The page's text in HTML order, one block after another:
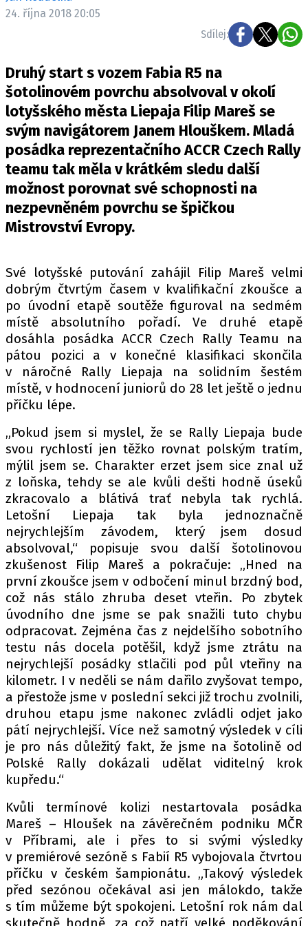
TRH S ELEKTROMOBILY
RALLY
OSTATNÍ
TISKOVKY
ROZHOVORY
DAKAR
Z DOMOVA
MOTORSPORT
PIT LANE
ČEŠI V AKCI
FIA CEZ & POHÁRY
MEZINÁRODNÍ SCÉNA
Máte příběh, fotku nebo video?
Pošlete e-mail na autoroad.cz
ETICKÝ KODEX
KONTAKT
VYDAVATEL
INZERCE
OSOBNÍ ÚDAJE / COOKIES
Provozovatelem serveru autoroad.cz je
INCORP MEDIA GROUP s.r.o., IČ: 118 23 054
24. října 2018 20:05
Sdílej:
Druhý start s vozem Fabia R5 na
šotolinovém povrchu absolvoval v okolí
lotyšského města Liepaja Filip Mareš se
svým navigátorem Janem Hlouškem. Mladá
posádka reprezentačního ACCR Czech Rally
teamu tak měla v krátkém sledu další
možnost porovnat své schopnosti na
nezpevněném povrchu se špičkou
Mistrovství Evropy.
Své lotyšské putování zahájil Filip Mareš velmi
dobrým čtvrtým časem v kvalifikační zkoušce a
po úvodní etapě soutěže figuroval na sedmém
místě absolutního pořadí. Ve druhé etapě
dosáhla posádka ACCR Czech Rally Teamu na
pátou pozici a v konečné klasifikaci skončila
v náročné Rally Liepaja na solidním šestém
místě, v hodnocení juniorů do 28 let ještě o jednu
příčku lépe.
„Pokud jsem si myslel, že se Rally Liepaja bude
svou rychlostí jen těžko rovnat polským tratím,
mýlil jsem se. Charakter erzet jsem sice znal už
z loňska, tehdy se ale kvůli dešti hodně úseků
zkracovalo a blátivá trať nebyla tak rychlá.
Letošní Liepaja tak byla jednoznačně
nejrychlejším závodem, který jsem dosud
absolvoval,“ popisuje svou další šotolinovou
zkušenost Filip Mareš a pokračuje: „Hned na
první zkoušce jsem v odbočení minul brzdný bod,
což nás stálo zhruba deset vteřin. Po zbytek
úvodního dne jsme se pak snažili tuto chybu
odpracovat. Zejména čas z nejdelšího sobotního
testu nás docela potěšil, když jsme ztrátu na
nejrychlejší posádky stlačili pod půl vteřiny na
kilometr. I v neděli se nám dařilo zvyšovat tempo,
a přestože jsme v poslední sekci již trochu zvolnili,
druhou etapu jsme nakonec zvládli odjet jako
pátí nejrychlejší. Více než samotný výsledek v cíli
je pro nás důležitý fakt, že jsme na šotolině od
Polské Rally dokázali udělat viditelný krok
kupředu.“
Kvůli termínové kolizi nestartovala posádka
Mareš – Hloušek na závěrečném podniku MČR
v Příbrami, ale i přes to si svými výsledky
v premiérové sezóně s Fabií R5 vybojovala čtvrtou
příčku v českém šampionátu. „Takový výsledek
před sezónou očekával asi jen málokdo, takže
s tím můžeme být spokojeni. Letošní rok nám dal